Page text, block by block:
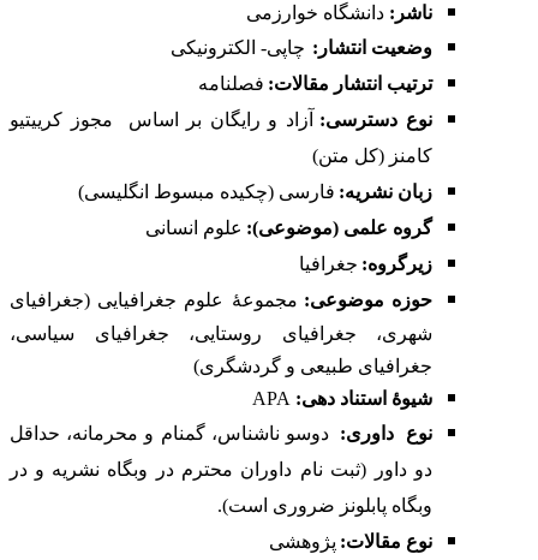
ناشر: دانشگاه خوارزمی
وضعیت انتشار: چاپی- الکترونیکی
ترتیب انتشار مقالات: فصلنامه
نوع دسترسی:
آزاد و رایگان بر اساس
مجوز کرییتیو
کامنز (کل متن)
زبان نشریه: فارسی (چکیده مبسوط انگلیسی)
گروه علمی (موضوعی): علوم انسانی
زیرگروه: جغرافیا
حوزه موضوعی: مجموعۀ علوم جغرافیایی (جغرافیای
شهری، جغرافیای روستایی، جغرافیای سیاسی،
جغرافیای طبیعی و گردشگری)
شیوۀ استناد دهی: APA
نوع
داوری: دوسو ناشناس، گمنام و محرمانه، حداقل
دو داور (ثبت نام داوران محترم در
وبگاه نشریه و در
وبگاه پابلونز ضروری است).
نوع مقالات: پژوهشی